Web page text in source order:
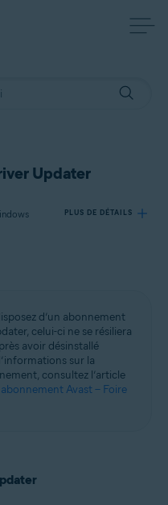
Updater
PLUS DE DÉTAILS
Éducation
Éducation (32/64 bits)
(32/64 bits)
(32/64 bits)
Édition Familiale
d’un abonnement
celui-ci ne se résiliera
avoir désinstallé
sur la
consultez l’article
Avast – Foire